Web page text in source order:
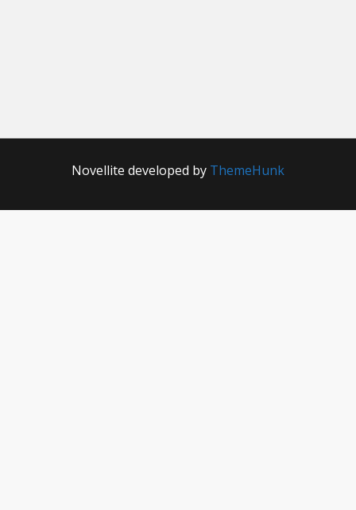
Novellite developed by ThemeHunk